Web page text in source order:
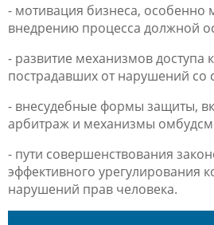
- мотивация бизнеса, особенно
внедрению процесса должной
- развитие механизмов доступа
пострадавших от нарушений со
- внесудебные формы защиты,
арбитраж и механизмы
- пути совершенствования
эффективного урегулирования
нарушений прав человека.